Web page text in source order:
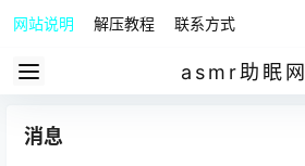
网站说明 解压教程 联系方式
asmr助眠网
消息